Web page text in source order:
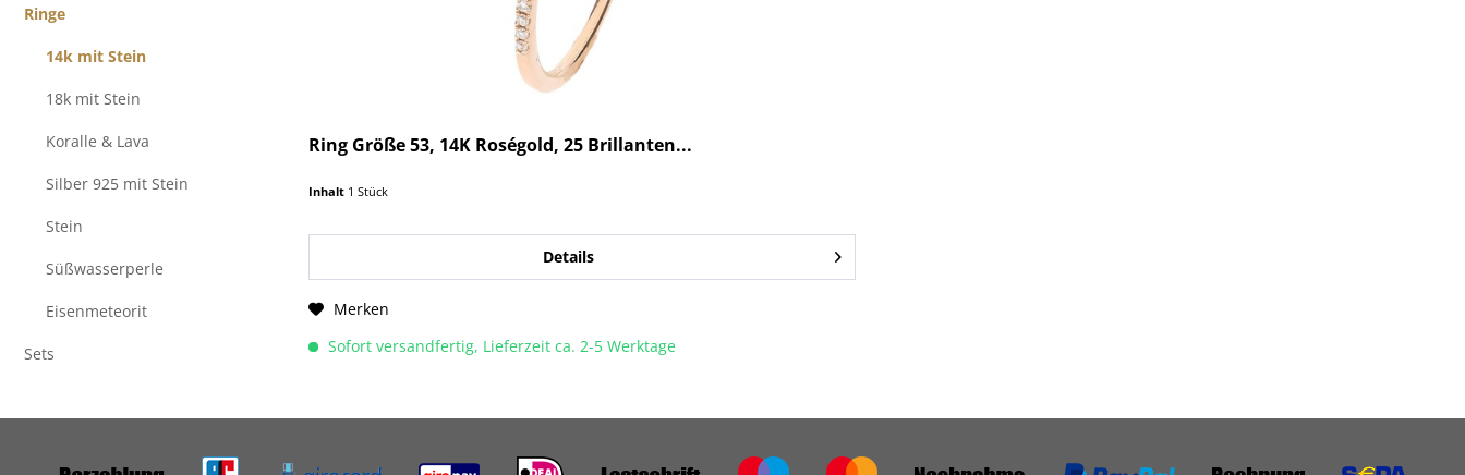
Ringe
14k mit Stein
18k mit Stein
Koralle & Lava
Silber 925 mit Stein
Stein
Süßwasserperle
Eisenmeteorit
Sets
Ring Größe 53, 14K Roségold, 25 Brillanten...
Inhalt 1 Stück
Details
Merken
Sofort versandfertig, Lieferzeit ca. 2-5 Werktage